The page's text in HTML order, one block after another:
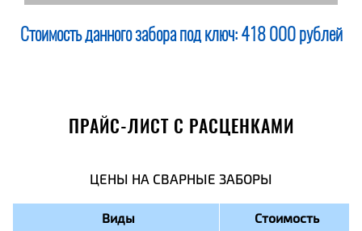
Стоимость данного забора под ключ: 418 000 рублей
ПРАЙС-ЛИСТ С РАСЦЕНКАМИ
ЦЕНЫ НА СВАРНЫЕ ЗАБОРЫ
Виды Стоимость